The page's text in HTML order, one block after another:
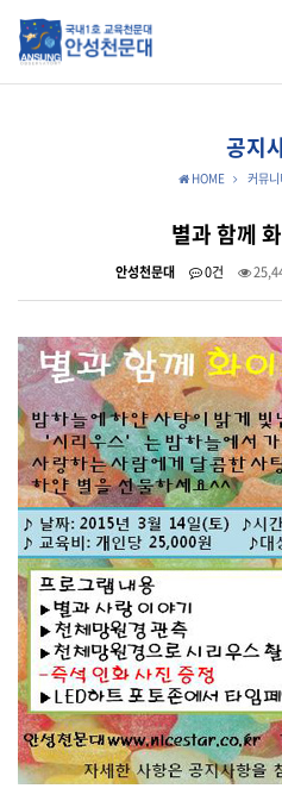
공지
HOME 커뮤니
별과 함께
안성천문대 0건